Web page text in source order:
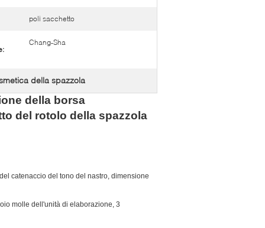
poli sacchetto
Chang-Sha
della spazzola
della borsa
del rotolo della spazzola
catenaccio del tono del nastro, dimensione
molle dell'unità di elaborazione, 3